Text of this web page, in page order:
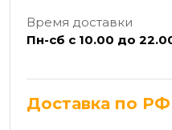
Время доставки
Пн-сб с 10.00 до
Доставка по РФ